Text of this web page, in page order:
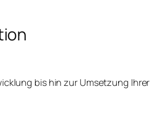
bis hin zur Umsetzung Ihrer